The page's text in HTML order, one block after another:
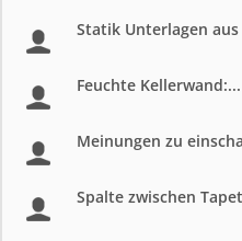
Statik Unterlagen aus
Feuchte Kellerwand:...
Meinungen zu
Spalte zwischen